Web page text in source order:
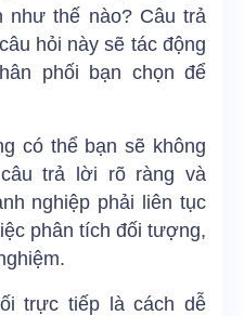
như thế nào? Câu trả
hỏi này sẽ tác động
phối bạn chọn để
có thể bạn sẽ không
trả lời rõ ràng và
nghiệp phải liên tục
phân tích đối tượng,
trực tiếp là cách dễ